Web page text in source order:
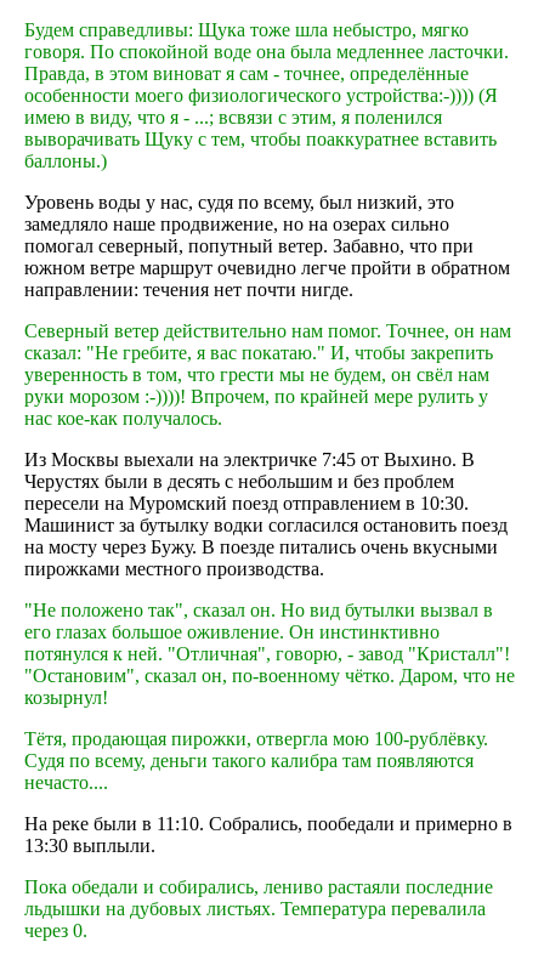
Будем справедливы: Щука тоже шла небыстро, мягко
говоря. По спокойной воде она была медленнее ласточки.
Правда, в этом виноват я сам - точнее, определённые
особенности моего физиологического устройства:-)))) (Я
имею в виду, что я - ...; всвязи с этим, я поленился
выворачивать Щуку с тем, чтобы поаккуратнее вставить
баллоны.)
Уровень воды у нас, судя по всему, был низкий, это
замедляло наше продвижение, но на озерах сильно
помогал северный, попутный ветер. Забавно, что при
южном ветре маршрут очевидно легче пройти в обратном
направлении: течения нет почти нигде.
Северный ветер действительно нам помог. Точнее, он нам
сказал: "Не гребите, я вас покатаю." И, чтобы закрепить
уверенность в том, что грести мы не будем, он свёл нам
руки морозом :-))))! Впрочем, по крайней мере рулить у
нас кое-как получалось.
Из Москвы выехали на электричке 7:45 от Выхино. В
Черустях были в десять с небольшим и без проблем
пересели на Муромский поезд отправлением в 10:30.
Машинист за бутылку водки согласился остановить поезд
на мосту через Бужу. В поезде питались очень вкусными
пирожками местного производства.
"Не положено так", сказал он. Но вид бутылки вызвал в
его глазах большое оживление. Он инстинктивно
потянулся к ней. "Отличная", говорю, - завод "Кристалл"!
"Остановим", сказал он, по-военному чётко. Даром, что не
козырнул!
Тётя, продающая пирожки, отвергла мою 100-рублёвку.
Судя по всему, деньги такого калибра там появляются
нечасто....
На реке были в 11:10. Собрались, пообедали и примерно в
13:30 выплыли.
Пока обедали и собирались, лениво растаяли последние
льдышки на дубовых листьях. Температура перевалила
через 0.